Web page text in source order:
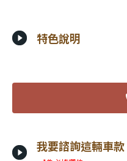
特色說明
我要諮詢這輛車款